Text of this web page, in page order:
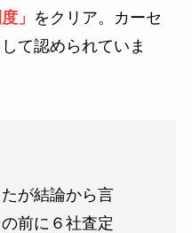
」 をクリア。カーセ
て認められていま
が結論から言
前に６社査定